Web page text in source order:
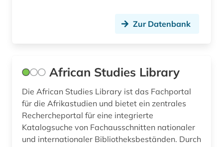
china (5)
chinesen (1)
christentum (1)
cloudbasiert (1)
Zur Datenbank
African Studies Library
Die African Studies Library ist das Fachportal
für die Afrikastudien und bietet ein zentrales
Rechercheportal für eine integrierte
Katalogsuche von Fachausschnitten nationaler
und internationaler Bibliotheksbeständen. Durch